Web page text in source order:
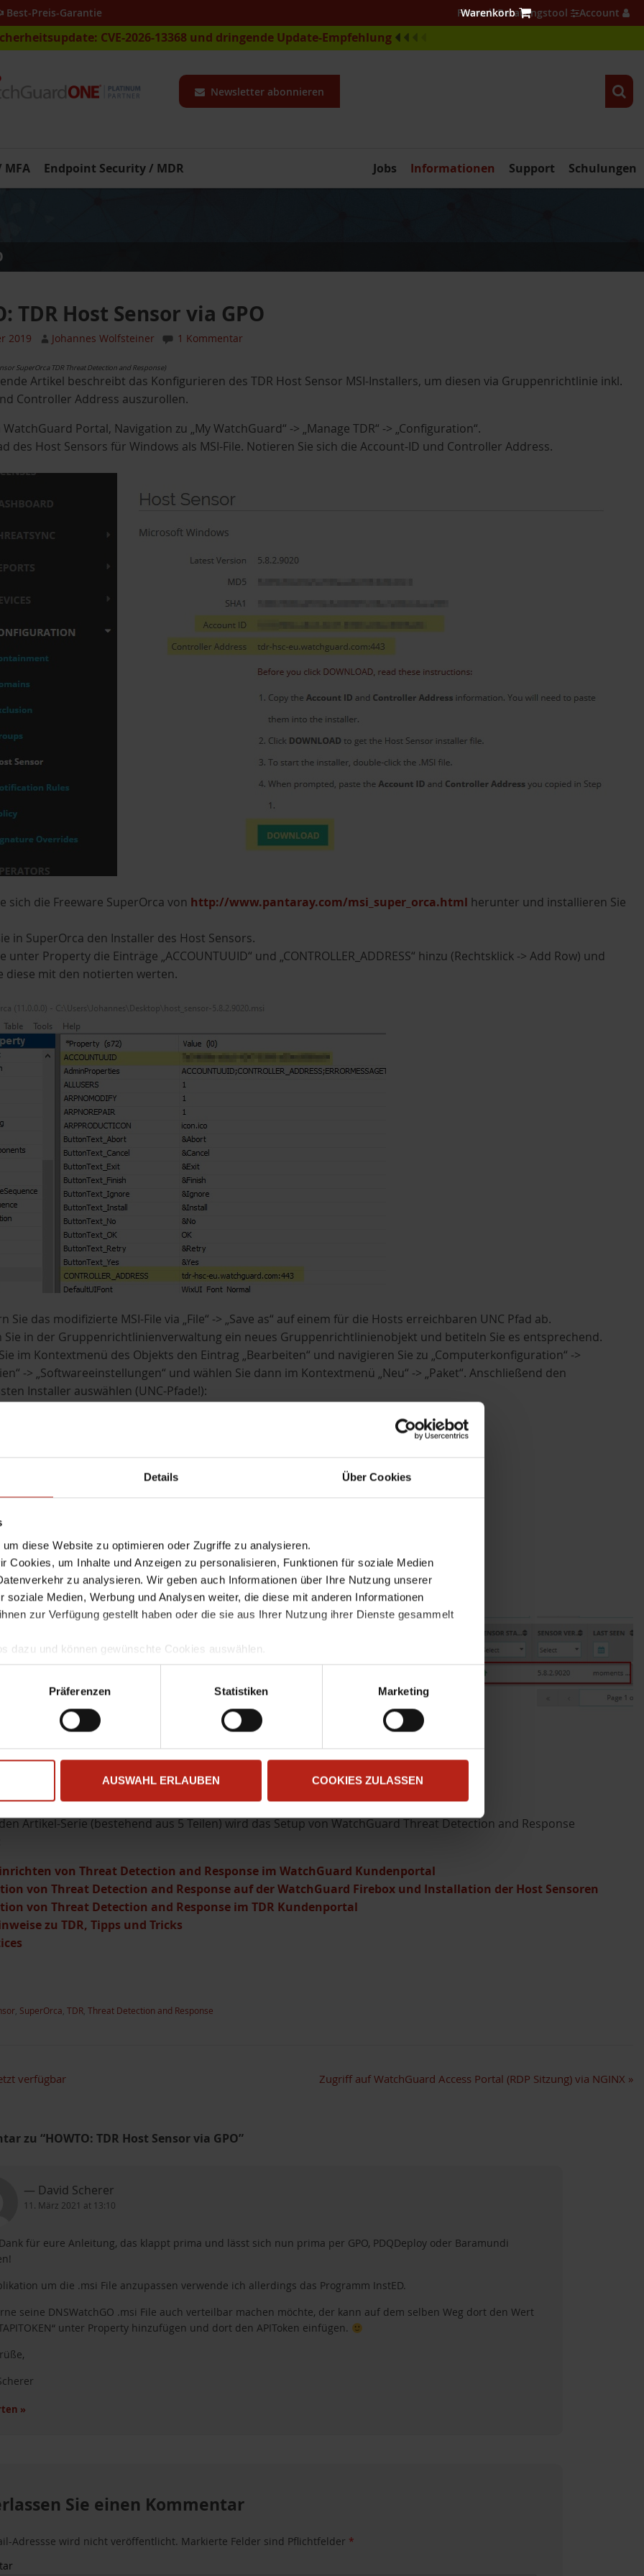
Details Über Cookies
diese Website zu optimieren oder Zugriffe zu analysieren.
Cookies, um Inhalte und Anzeigen zu personalisieren, Funktionen für soziale Medien
zu analysieren. Wir geben auch Informationen über Ihre Nutzung unserer
soziale Medien, Werbung und Analysen weiter, die diese mit anderen Informationen
zur Verfügung gestellt haben oder die sie aus Ihrer Nutzung ihrer Dienste gesammelt
dazu und können gewünschte Cookies auswählen.
und zur Speicherung Ihrer Daten finden Sie in unsererDatenschutzerklärung.
gesetzt, wenn Sie auf "Ablehnen" klicken.
Präferenzen Statistiken Marketing
AUSWAHL ERLAUBEN COOKIES ZULASSEN
CVE-2026-13368 und dringende Update-Empfehlung
Newsletter abonnieren
Best-Preis-Garantie Firewall Beratungstool Account
Endpoint Security / MDR Schulungen
Support
Informationen
Jobs
TDR Host Sensor via GPO
2019 Johannes Wolfsteiner 1 Kommentar
SuperOrca TDR Threat Detection and Response)
Artikel beschreibt das Konfigurieren des TDR Host Sensor MSI-Installers, um diesen via Gruppenrichtlinie inkl.
Controller Address auszurollen.
Portal, Navigation zu „My WatchGuard“ -> „Manage TDR“ -> „Configuration“.
des Host Sensors für Windows als MSI-File. Notieren Sie sich die Account-ID und Controller Address.
sich die Freeware SuperOrca von http://www.pantaray.com/msi_super_orca.html herunter und installieren Sie
in SuperOrca den Installer des Host Sensors.
unter Property die Einträge „ACCOUNTUUID“ und „CONTROLLER_ADDRESS“ hinzu (Rechtsklick -> Add Row) und
diese mit den notierten werten.
Sie das modifizierte MSI-File via „File“ -> „Save as“ auf einem für die Hosts erreichbaren UNC Pfad ab.
Sie in der Gruppenrichtlinienverwaltung ein neues Gruppenrichtlinienobjekt und betiteln Sie es entsprechend.
im Kontextmenü des Objekts den Eintrag „Bearbeiten“ und navigieren Sie zu „Computerkonfiguration“ ->
-> „Softwareeinstellungen“ und wählen Sie dann im Kontextmenü „Neu“ -> „Paket“. Anschließend den
Installer auswählen (UNC-Pfade!):
Sie die neue Richtlinie mit einer OU, welche die Ziel-PCs enthält.
die PC neu und prüfen Sie, ob der Client in der Cloud unter „Manage TDR“ erscheint.
Artikel-Serie (bestehend aus 5 Teilen) wird das Setup von WatchGuard Threat Detection and Response
von Threat Detection and Response im WatchGuard Kundenportal
von Threat Detection and Response auf der WatchGuard Firebox und Installation der Host Sensoren
von Threat Detection and Response im TDR Kundenportal
zu TDR, Tipps und Tricks
, SuperOrca, TDR, Threat Detection and Response
verfügbar Zugriff auf WatchGuard Access Portal (RDP Sitzung) via NGINX »
zu “HOWTO: TDR Host Sensor via GPO”
David Scherer
11. März 2021 at 13:10
für eure Anleitung, das klappt prima und lässt sich nun prima per GPO, PDQDeploy oder Baramundi
um die .msi File anzupassen verwende ich allerdings das Programm InstED.
seine DNSWatchGO .msi File auch verteilbar machen möchte, der kann auf dem selben Weg dort den Wert
unter Property hinzufügen und dort den APIToken einfügen.
»
Sie einen Kommentar
Adressse wird nicht veröffentlicht. Markierte Felder sind Pflichtfelder *